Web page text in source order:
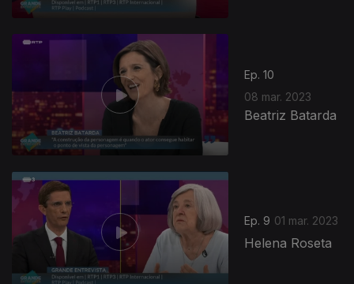
Ep. 10
08 mar. 2023
Beatriz Batarda
Ep. 9 01 mar. 2023
Helena Roseta